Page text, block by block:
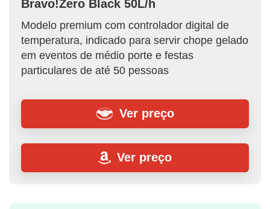
Bravo!Zero Black 50L/h
Modelo premium com controlador digital de
temperatura, indicado para servir chope gelado
em eventos de médio porte e festas
particulares de até 50 pessoas
Ver preço
Ver preço